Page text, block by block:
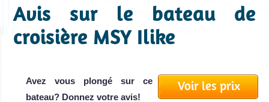
Avis sur le bateau de
croisière MSY Ilike
Voir les prix
Avez vous plongé sur ce
bateau? Donnez votre avis!